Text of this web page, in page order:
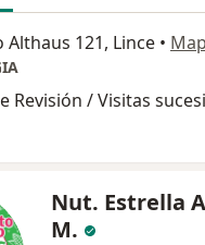
Althaus 121, Lince •
Revisión / Visitas
Nut. Estrella
M.